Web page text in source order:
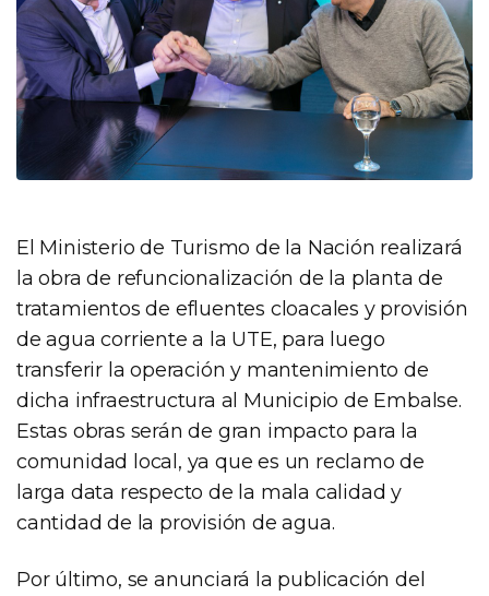
El Ministerio de Turismo de la Nación realizará
la obra de refuncionalización de la planta de
tratamientos de efluentes cloacales y provisión
de agua corriente a la UTE, para luego
transferir la operación y mantenimiento de
dicha infraestructura al Municipio de Embalse.
Estas obras serán de gran impacto para la
comunidad local, ya que es un reclamo de
larga data respecto de la mala calidad y
cantidad de la provisión de agua.
Por último, se anunciará la publicación del